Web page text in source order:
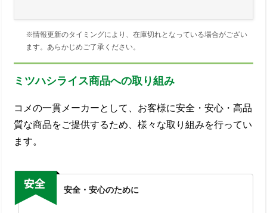
※情報更新のタイミングにより、在庫切れとなっている場合がござい
ます。あらかじめご了承ください。
ミツハシライス商品への取り組み
コメの一貫メーカーとして、お客様に安全・安心・高品
質な商品をご提供するため、様々な取り組みを行ってい
ます。
安全・安心のために